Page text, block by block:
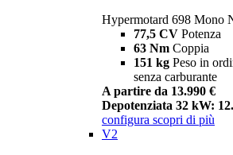
Hypermotard 698 Mono
77,5 CV Potenza
63 Nm Coppia
151 kg Peso in
senza carburante
A partire da 13.990 €
Depotenziata 32 kW:
configura scopri di più
V2